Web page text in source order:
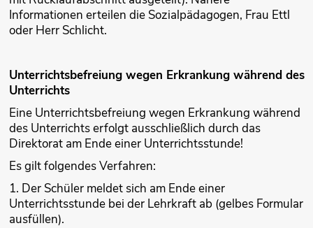
Informationen erteilen die Sozialpädagogen, Frau Ettl
oder Herr Schlicht.
Unterrichtsbefreiung wegen Erkrankung während des
Unterrichts
Eine Unterrichtsbefreiung wegen Erkrankung während
des Unterrichts erfolgt ausschließlich durch das
Direktorat am Ende einer Unterrichtsstunde!
Es gilt folgendes Verfahren:
1. Der Schüler meldet sich am Ende einer
Unterrichtsstunde bei der Lehrkraft ab (gelbes Formular
ausfüllen).